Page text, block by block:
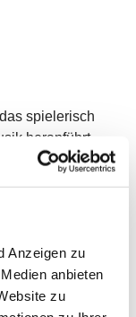
Anzeigen zu
anbieten
zu
spielerisch
heranführt.
mit Freude